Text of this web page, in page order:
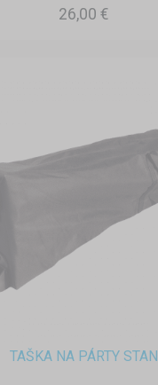
26,00 €
TAŠKA NA PÁRTY STAN